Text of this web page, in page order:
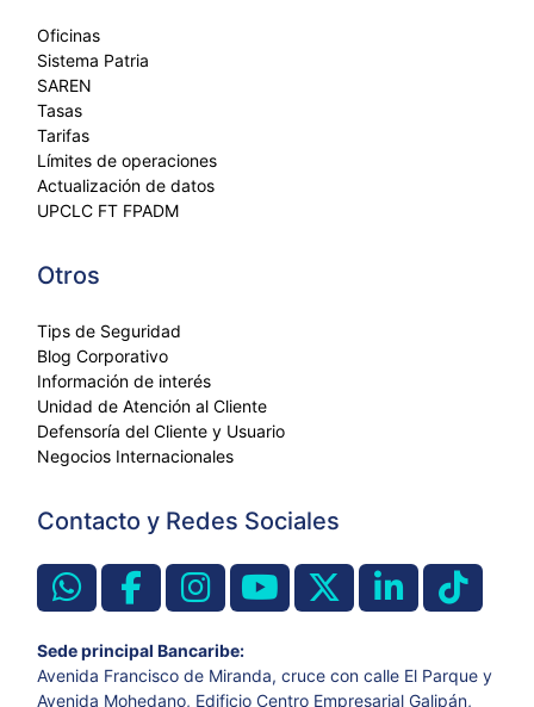
Oficinas
Sistema Patria
SAREN
Tasas
Tarifas
Límites de operaciones
Actualización de datos
UPCLC FT FPADM
Otros
Tips de Seguridad
Blog Corporativo
Información de interés
Unidad de Atención al Cliente
Defensoría del Cliente y Usuario
Negocios Internacionales
Contacto y Redes Sociales
Sede principal Bancaribe:
Avenida Francisco de Miranda, cruce con calle El Parque y
Avenida Mohedano, Edificio Centro Empresarial Galipán,